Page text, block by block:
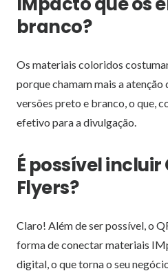
branco?
Os materiais coloridos
porque chamam mais a atenção
versões preto e branco, o que,
efetivo para a divulgação.
É possível incluir
Flyers?
Claro! Além de ser possível, o
forma de conectar materiais
digital, o que torna o seu